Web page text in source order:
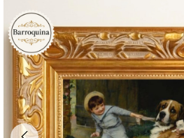
UM ATELIÊ 100%
Trazemos a imponência das maiores
alto padrão da sua casa. Nosso acervo
pintores renomados, resgatandoartes